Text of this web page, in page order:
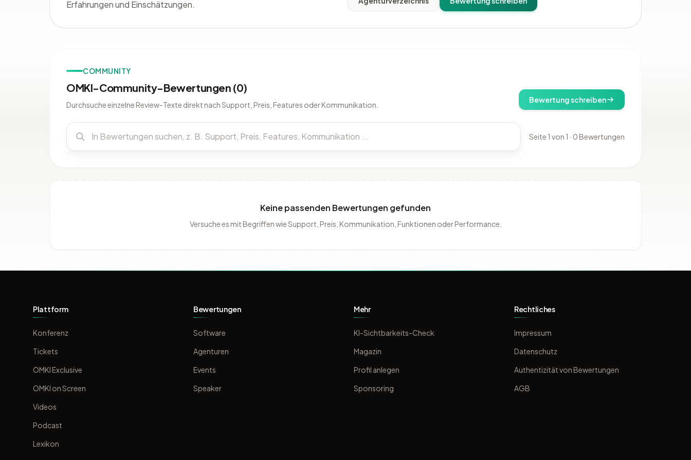
Erfahrungen und Einschätzungen.
COMMUNITY
OMKI-Community-Bewertungen (0)
Durchsuche einzelne Review-Texte direkt nach Support, Preis, Features oder Kommunikation.
Bewertung schreiben
Seite 1 von 1 · 0 Bewertungen
Keine passenden Bewertungen gefunden
Versuche es mit Begriffen wie Support, Preis, Kommunikation, Funktionen oder Performance.
Plattform
Konferenz
Tickets
OMKI Exclusive
OMKI on Screen
Videos
Podcast
Lexikon
Bewertungen
Software
Agenturen
Events
Speaker
Mehr
KI-Sichtbarkeits-Check
Magazin
Profil anlegen
Sponsoring
Rechtliches
Impressum
Datenschutz
Authentizität von Bewertungen
AGB